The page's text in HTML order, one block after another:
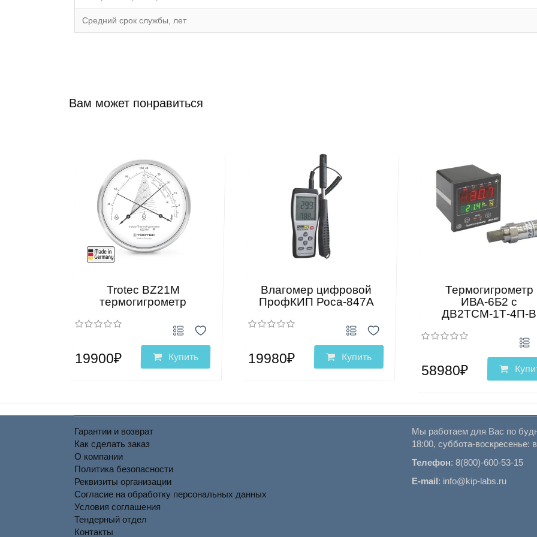
Средний срок службы, лет
Вам может понравиться
Trotec BZ21M
термогигрометр
19900₽ Купить
Влагомер цифровой
ПрофКИП Роса-847А
19980₽ Купить
Термогигрометр
ИВА-6Б2 с
ДВ2ТСМ-1Т-4П-В
58980₽
Гарантии и возврат
Как сделать заказ
О компании
Политика безопасности
Реквизиты организации
Согласие на обработку персональных данных
Условия соглашения
Тендерный отдел
Контакты
Мы работаем для Вас по
18:00, суббота-воскресенье:
Телефон: 8(800)-600-53-15
E-mail: info@kip-labs.ru